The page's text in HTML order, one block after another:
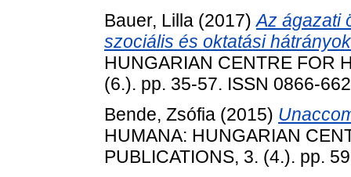
Bauer, Lilla (2017)Az ágazati
szociális és oktatási
HUNGARIAN CENTRE FOR
(6.). pp. 35-57. ISSN 0866-
Bende, Zsófia (2015)
HUMANA: HUNGARIAN
PUBLICATIONS, 3. (4.). pp.